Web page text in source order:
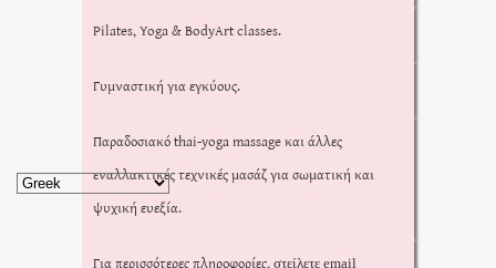
Pilates, Yoga & BodyArt classes.
Γυμναστική για εγκύους.
Παραδοσιακό thai-yoga massage και άλλες
εναλλακτικές τεχνικές μασάζ για σωματική και
ψυχική ευεξία.
Για περισσότερες πληροφορίες, στείλετε email